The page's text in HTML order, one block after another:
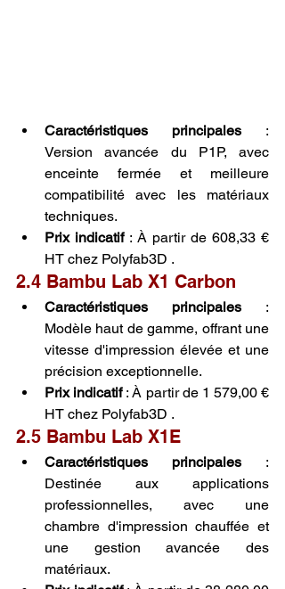
Caractéristiques principales :
Version avancée du P1P, avec
enceinte fermée et meilleure
compatibilité avec les matériaux
techniques.
Prix indicatif : À partir de 608,33 €
HT chez Polyfab3D .
2.4 Bambu Lab X1 Carbon
Caractéristiques principales :
Modèle haut de gamme, offrant une
vitesse d'impression élevée et une
précision exceptionnelle.
Prix indicatif : À partir de 1 579,00 €
HT chez Polyfab3D .
2.5 Bambu Lab X1E
Caractéristiques principales :
Destinée aux applications
professionnelles, avec une
chambre d'impression chauffée et
une gestion avancée des
matériaux.